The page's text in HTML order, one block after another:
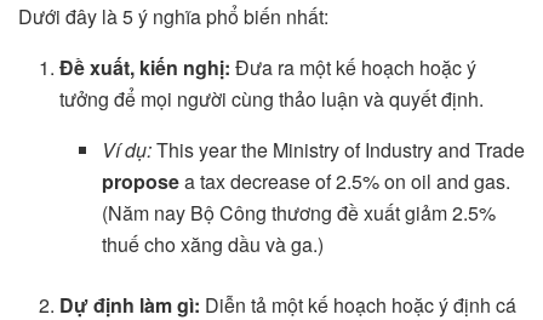
Dưới đây là 5 ý nghĩa phổ biến nhất:
Đề xuất, kiến nghị: Đưa ra một kế hoạch hoặc ý
tưởng để mọi người cùng thảo luận và quyết định.
Ví dụ:This year the Ministry of Industry and Trade
proposea tax decrease of 2.5% on oil and gas.
(Năm nay Bộ Công thương đề xuất giảm 2.5%
thuế cho xăng dầu và ga.)
Dự định làm gì: Diễn tả một kế hoạch hoặc ý định cá